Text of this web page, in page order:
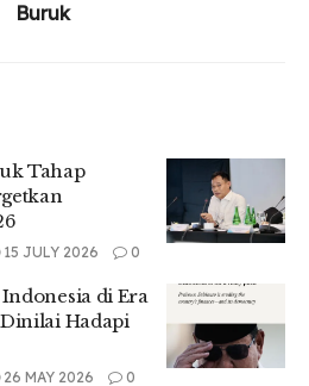
dipahami dan
adil, dan makmur.
waktu, kini apa yang telah
bangsa bukanlah hal yang
oleh generasi penerus dalam
nilai-nilai Pancasila.
bangsa terkait nilai-nilai yang
semakin terdegradasi oleh
Buruk
Tahap
15 JULY 2026 0
di Era
Hadapi
26 MAY 2026 0